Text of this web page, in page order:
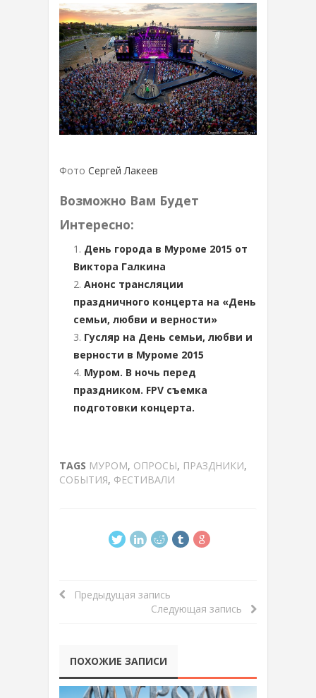
Фото Сергей Лакеев
Возможно Вам Будет
Интересно:
День города в Муроме 2015 от
Виктора Галкина
Анонс трансляции
праздничного концерта на «День
семьи, любви и верности»
Гусляр на День семьи, любви и
верности в Муроме 2015
Муром. В ночь перед
праздником. FPV съемка
подготовки концерта.
TAGS МУРОМ, ОПРОСЫ, ПРАЗДНИКИ,
СОБЫТИЯ, ФЕСТИВАЛИ
Предыдущая запись
Следующая запись
ПОХОЖИЕ ЗАПИСИ